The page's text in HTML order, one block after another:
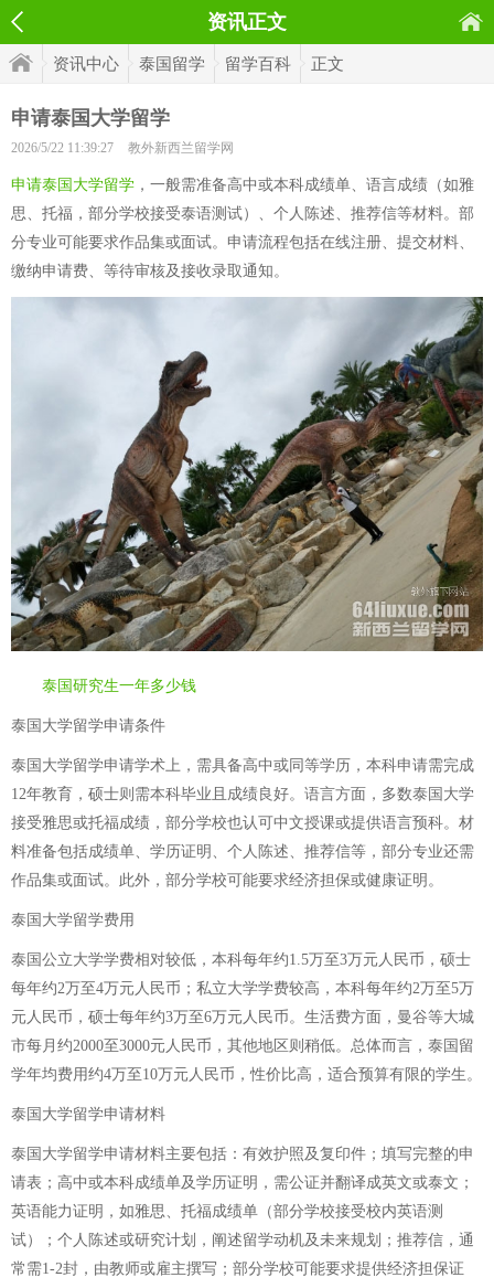
资讯正文
资讯中心 泰国留学 留学百科 正文
申请泰国大学留学
2026/5/22 11:39:27 教外新西兰留学网
申请泰国大学留学 ，一般需准备高中或本科成绩单、语言成绩（如雅
思、托福，部分学校接受泰语测试）、个人陈述、推荐信等材料。部
分专业可能要求作品集或面试。申请流程包括在线注册、提交材料、
缴纳申请费、等待审核及接收录取通知。
泰国研究生一年多少钱
泰国大学留学申请条件
泰国大学留学申请学术上，需具备高中或同等学历，本科申请需完成
12年教育，硕士则需本科毕业且成绩良好。语言方面，多数泰国大学
接受雅思或托福成绩，部分学校也认可中文授课或提供语言预科。材
料准备包括成绩单、学历证明、个人陈述、推荐信等，部分专业还需
作品集或面试。此外，部分学校可能要求经济担保或健康证明。
泰国大学留学费用
泰国公立大学学费相对较低，本科每年约1.5万至3万元人民币，硕士
每年约2万至4万元人民币；私立大学学费较高，本科每年约2万至5万
元人民币，硕士每年约3万至6万元人民币。生活费方面，曼谷等大城
市每月约2000至3000元人民币，其他地区则稍低。总体而言，泰国留
学年均费用约4万至10万元人民币，性价比高，适合预算有限的学生。
泰国大学留学申请材料
泰国大学留学申请材料主要包括：有效护照及复印件；填写完整的申
请表；高中或本科成绩单及学历证明，需公证并翻译成英文或泰文；
英语能力证明，如雅思、托福成绩单（部分学校接受校内英语测
试）；个人陈述或研究计划，阐述留学动机及未来规划；推荐信，通
常需1-2封，由教师或雇主撰写；部分学校可能要求提供经济担保证